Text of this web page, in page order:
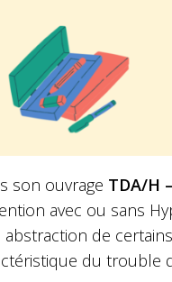
son ouvrage TDA/H
avec ou sans
abstraction de
du trouble